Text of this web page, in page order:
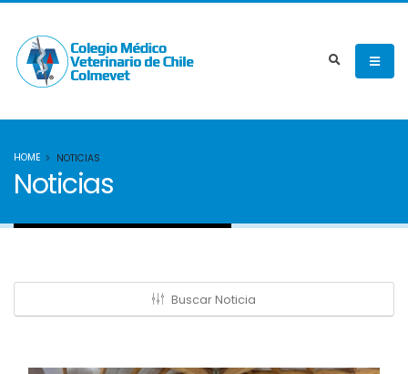
HOME NOTICIAS
Noticias
Buscar Noticia